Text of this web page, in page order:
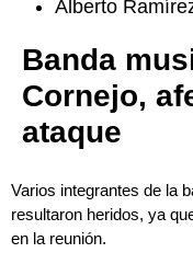
Alberto
Banda
Cornejo,
ataque
Varios integrantes de la
resultaron heridos, ya
en la reunión.